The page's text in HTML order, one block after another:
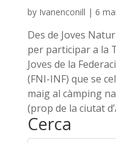
by Ivanenconill | 6
Des de Joves
per participar a la
Joves de la
(FNI-INF) que se
maig al càmping
(prop de la ciutat
Cerca